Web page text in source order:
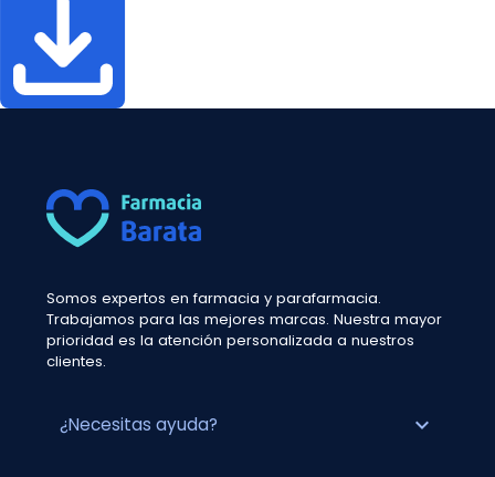
Somos expertos en farmacia y parafarmacia.
Trabajamos para las mejores marcas. Nuestra mayor
prioridad es la atención personalizada a nuestros
clientes.
¿Necesitas ayuda? expand_more